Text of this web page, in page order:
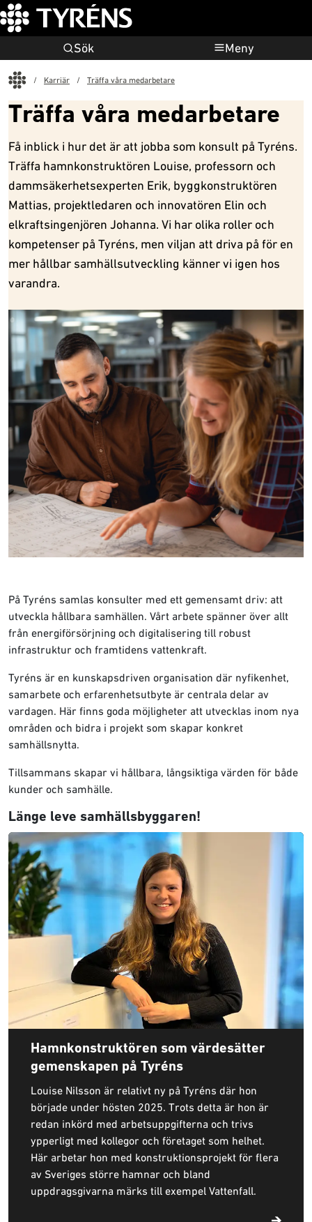
Sök Meny
Karriär
Träffa våra medarbetare
Träffa våra medarbetare
Få inblick i hur det är att jobba som konsult på Tyréns.
Träffa hamnkonstruktören Louise, professorn och
dammsäkerhetsexperten Erik, byggkonstruktören
Mattias, projektledaren och innovatören Elin och
elkraftsingenjören Johanna. Vi har olika roller och
kompetenser på Tyréns, men viljan att driva på för en
mer hållbar samhällsutveckling känner vi igen hos
varandra.
På Tyréns samlas konsulter med ett gemensamt driv: att
utveckla hållbara samhällen. Vårt arbete spänner över allt
från energiförsörjning och digitalisering till robust
infrastruktur och framtidens vattenkraft.
Tyréns är en kunskapsdriven organisation där nyfikenhet,
samarbete och erfarenhetsutbyte är centrala delar av
vardagen. Här finns goda möjligheter att utvecklas inom nya
områden och bidra i projekt som skapar konkret
samhällsnytta.
Tillsammans skapar vi hållbara, långsiktiga värden för både
kunder och samhälle.
Länge leve samhällsbyggaren!
Hamnkonstruktören som värdesätter
gemenskapen på Tyréns
Louise Nilsson är relativt ny på Tyréns där hon
började under hösten 2025. Trots detta är hon är
redan inkörd med arbetsuppgifterna och trivs
ypperligt med kollegor och företaget som helhet.
Här arbetar hon med konstruktionsprojekt för flera
av Sveriges större hamnar och bland
uppdragsgivarna märks till exempel Vattenfall.